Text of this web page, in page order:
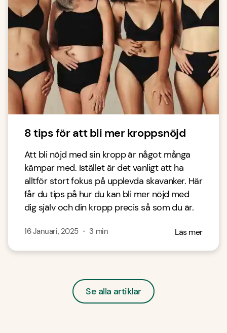
8 tips för att bli mer kroppsnöjd
Att bli nöjd med sin kropp är något många
kämpar med. Istället är det vanligt att ha
alltför stort fokus på upplevda skavanker. Här
får du tips på hur du kan bli mer nöjd med
dig själv och din kropp precis så som du är.
16 Januari, 2025・ 3 min Läs mer
Se alla artiklar